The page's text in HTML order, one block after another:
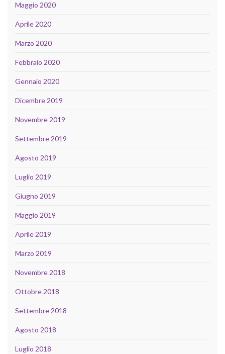
Maggio 2020
Aprile 2020
Marzo 2020
Febbraio 2020
Gennaio 2020
Dicembre 2019
Novembre 2019
Settembre 2019
Agosto 2019
Luglio 2019
Giugno 2019
Maggio 2019
Aprile 2019
Marzo 2019
Novembre 2018
Ottobre 2018
Settembre 2018
Agosto 2018
Luglio 2018